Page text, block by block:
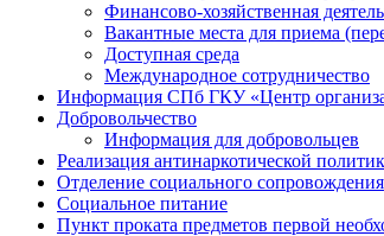
Финансово-хозяйственная
Вакантные места для приема
Доступная среда
Международное сотрудничество
Информация СПб ГКУ «Центр
Добровольчество
Информация для добровольцев
Реализация антинаркотической
Отделение социального сопровождения
Социальное питание
Пункт проката предметов первой